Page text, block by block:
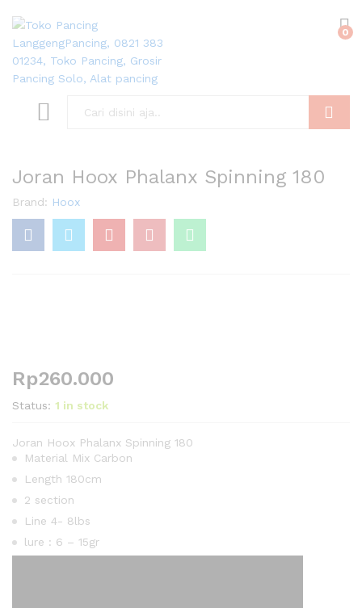
0
Joran Hoox Phalanx Spinning 180
Brand: Hoox
Rp260.000
Status: 1 in stock
Joran Hoox Phalanx Spinning 180
Material Mix Carbon
Length 180cm
2 section
Line 4- 8lbs
lure : 6 – 15gr